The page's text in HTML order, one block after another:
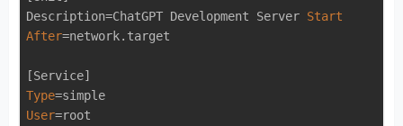
Description=ChatGPT Development Server Start
After=network.target
Type
=simple
User=root